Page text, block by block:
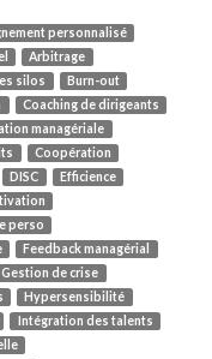
personnalisé
Arbitrage
silos
Burn-out
Coaching de dirigeants
managériale
Coopération
DISC
Efficience
perso
Feedback managérial
Gestion de crise
Hypersensibilité
Intégration des talents